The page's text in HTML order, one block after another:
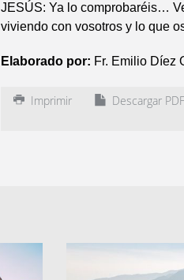
JESÚS: Ya lo comprobaréis…
viviendo con vosotros y lo que
Elaborado por: Fr. Emilio Díez
Imprimir Descargar PDF